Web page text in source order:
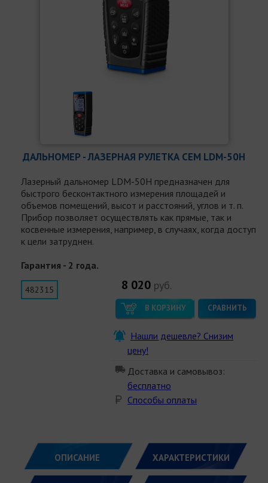
ДАЛЬНОМЕР - ЛАЗЕРНАЯ РУЛЕТКА СЕМ LDM-50H
Лазерный дальномер LDM-50H предназначен для
быстрого бесконтактного измерения площадей и
объемов помещений, высот и расстояний, углов и т. п.
Прибор позволяет осуществлять как прямые, так и
косвенные измерения, например, в случаях, когда доступ
к цели затруднен.
Гарантия - 2 года.
8 020 руб.
В КОРЗИНУ СРАВНИТЬ
Нашли дешевле? Снизим
цену!
Доставка и самовывоз:
бесплатно
Способы оплаты
482315
ОПИСАНИЕ ХАРАКТЕРИСТИКИ